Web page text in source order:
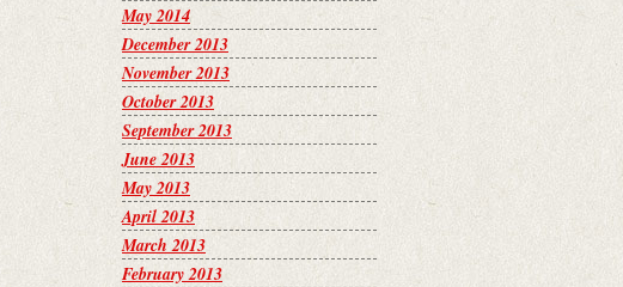
May 2014
December 2013
November 2013
October 2013
September 2013
June 2013
May 2013
April 2013
March 2013
February 2013